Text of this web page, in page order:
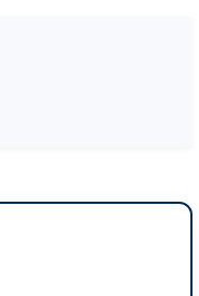
সংবাদ পড়তে
🔰 এটি